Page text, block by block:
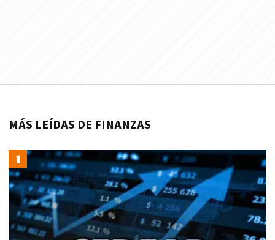
MÁS LEÍDAS DE FINANZAS